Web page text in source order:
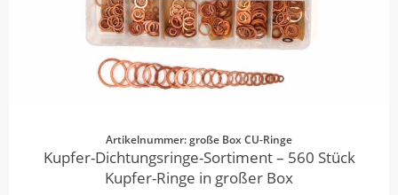
Artikelnummer: große Box CU-Ringe
Kupfer-Dichtungsringe-Sortiment – 560 Stück
Kupfer-Ringe in großer Box